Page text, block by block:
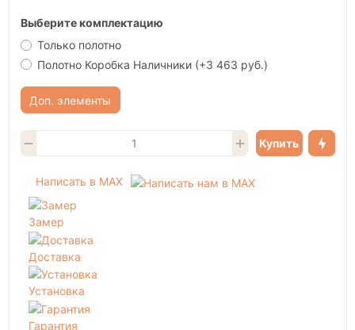
Выберите комплектацию
Только полотно
Полотно Коробка Наличники (+3 463 руб.)
Доп. элементы
Купить
Написать в MAX
Замер
Доставка
Установка
Гарантия